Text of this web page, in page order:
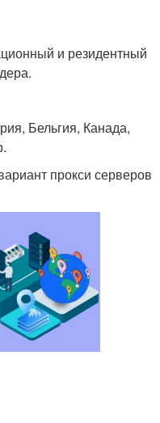
и резидентный
Бельгия, Канада,
прокси серверов